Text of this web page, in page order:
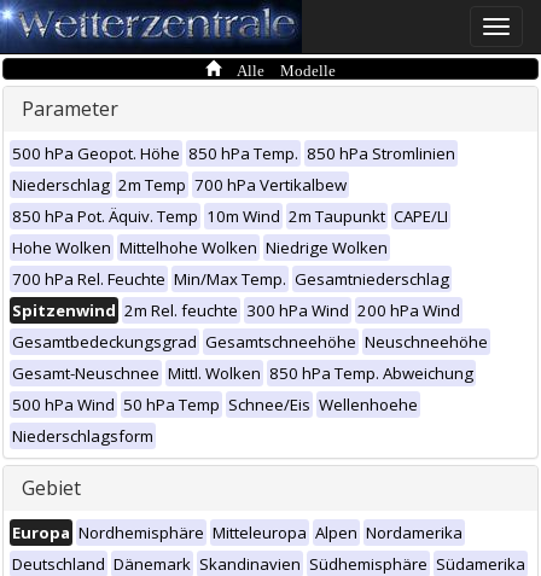
Toggle
Alle Modelle
Parameter
500 hPa Geopot. Höhe 850 hPa Temp. 850 hPa Stromlinien
Niederschlag 2m Temp 700 hPa Vertikalbew
850 hPa Pot. Äquiv. Temp 10m Wind 2m Taupunkt CAPE/LI
Hohe Wolken Mittelhohe Wolken Niedrige Wolken
700 hPa Rel. Feuchte Min/Max Temp. Gesamtniederschlag
Spitzenwind 2m Rel. feuchte 300 hPa Wind 200 hPa Wind
Gesamtbedeckungsgrad Gesamtschneehöhe Neuschneehöhe
Gesamt-Neuschnee Mittl. Wolken 850 hPa Temp. Abweichung
500 hPa Wind 50 hPa Temp Schnee/Eis Wellenhoehe
Niederschlagsform
Gebiet
Europa Nordhemisphäre Mitteleuropa Alpen Nordamerika
Deutschland Dänemark Skandinavien Südhemisphäre Südamerika